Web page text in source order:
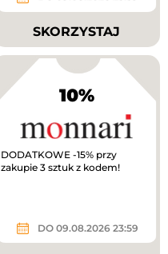
SKORZYSTAJ
10%
DODATKOWE -15% przy
zakupie 3 sztuk z kodem!
DO 09.08.2026 23:59